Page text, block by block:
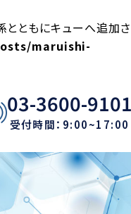
とともにキューへ追
maruishi-
03-3600-9101
受付時間：9:00~17:00